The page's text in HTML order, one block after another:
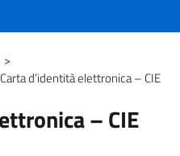
>
Carta d’identità elettronica – CIE
– CIE